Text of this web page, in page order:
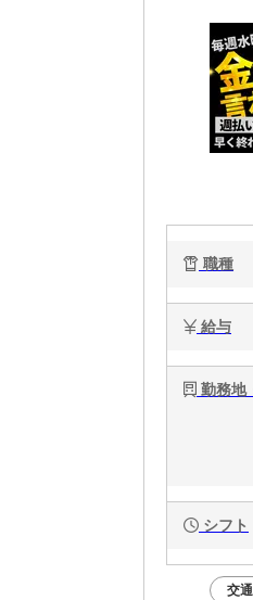
職種
給与
勤務地
シフト
交